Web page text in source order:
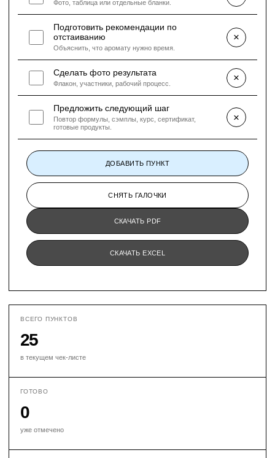
Фото, таблица или отдельные бланки.
Подготовить рекомендации по
отстаиванию
Объяснить, что аромату нужно время.
×
Сделать фото результата
Флакон, участники, рабочий процесс. ×
Предложить следующий шаг
Повтор формулы, сэмплы, курс, сертификат,
готовые продукты.
×
ДОБАВИТЬ ПУНКТ
СНЯТЬ ГАЛОЧКИ
СКАЧАТЬ PDF
СКАЧАТЬ EXCEL
ВСЕГО ПУНКТОВ
25
в текущем чек-листе
ГОТОВО
0
уже отмечено
Информация
ЛАБОРАТОРИЯ
МАСТЕР-КЛАССЫ
ДОСТАВКА И ОПЛАТА
СОТРУДНИЧЕСТВО
Каталог
НАБОР МИНИАТЮР
О нас
МАСТЕР-КЛАССЫ И ШКОЛА ПАРФЮМЕРОВ
НАВЕРХ
Telegram
Apple podcasts
Яндекс музыка
hello@nomkamo.com
+7 909 979-9177
© 2019-2026 ИП КУВШИНОВА Г. А.
NOMKAMO - ЗАРЕГИСТРИРОВАННЫЙ ТОРГОВЫЙ ЗНАК
ПОЛИТИКА КОНФИДЕНЦИАЛЬНОСТИ
ОФЕРТА И РЕКВИЗИТЫ